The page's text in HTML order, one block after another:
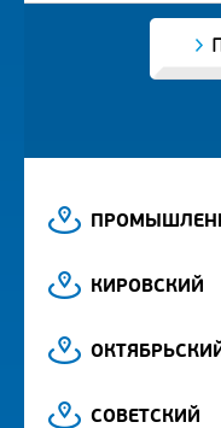
КИРОВСКИЙ
СОВЕТСКИЙ